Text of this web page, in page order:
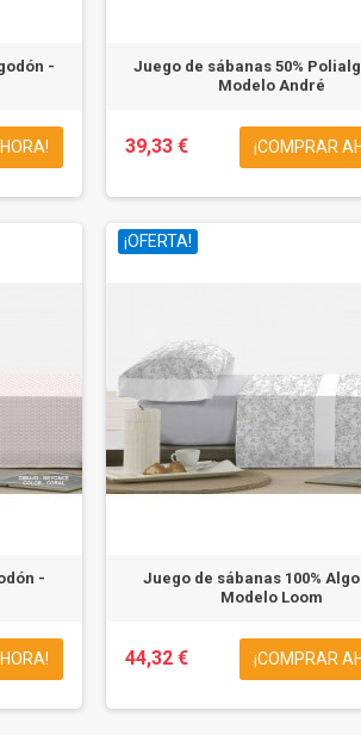
-
Juego de sábanas 50%
Modelo André
39,33 € ¡COMPRAR
-
¡OFERTA!
Juego de sábanas 100%
Modelo Loom
44,32 € ¡COMPRAR